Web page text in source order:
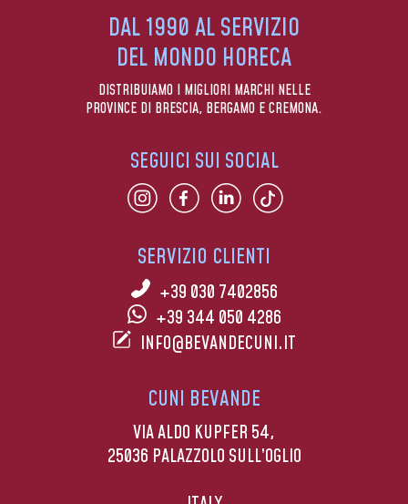
DAL 1990 AL SERVIZIO
DEL MONDO HORECA
DISTRIBUIAMO I MIGLIORI MARCHI NELLE
PROVINCE DI BRESCIA, BERGAMO E CREMONA.
SERVIZIO CLIENTI
+39 030 7402856
+39 344 050 4286
INFO@BEVANDECUNI.IT
CUNI BEVANDE
VIA ALDO KUPFER 54,
25036 PALAZZOLO SULL’OGLIO
SEGUICI SUI SOCIAL